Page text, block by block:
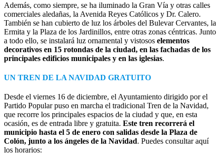
Además, como siempre, se ha iluminado la Gran Vía y otras calles
comerciales aledañas, la Avenida Reyes Católicos y Dr. Calero.
También se han cubierto de luz los árboles del Bulevar Cervantes, la
Ermita y la Plaza de los Jardinillos, entre otras zonas céntricas. Junto
a todo ello, se instalará luz ornamental y vistosos elementos
decorativos en 15 rotondas de la ciudad, en las fachadas de los
principales edificios municipales y en las iglesias.
UN TREN DE LA NAVIDAD GRATUITO
Desde el viernes 16 de diciembre, el Ayuntamiento dirigido por el
Partido Popular puso en marcha el tradicional Tren de la Navidad,
que recorre los principales espacios de la ciudad y que, en esta
ocasión, es de entrada libre y gratuita. Este tren recorrerá el
municipio hasta el 5 de enero con salidas desde la Plaza de
Colón, junto a los ángeles de la Navidad. Puedes consultar aquí
los horarios: